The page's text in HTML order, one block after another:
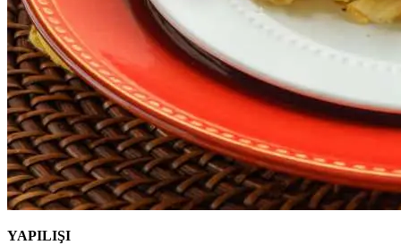
YAPILIŞI